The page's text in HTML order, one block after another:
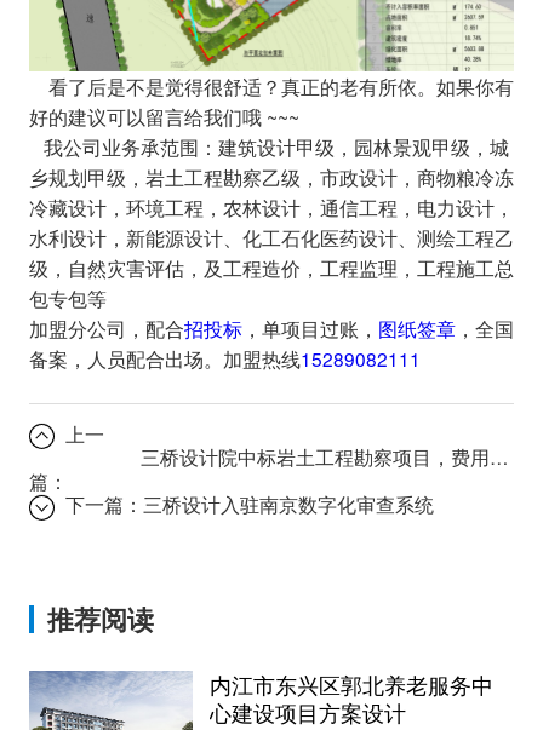
看了后是不是觉得很舒适？真正的老有所依。如果你有
好的建议可以留言给我们哦 ~~~
我公司业务承范围：建筑设计甲级，园林景观甲级，城
乡规划甲级，岩土工程勘察乙级，市政设计，商物粮冷冻
冷藏设计，环境工程，农林设计，通信工程，电力设计，
水利设计，新能源设计、化工石化医药设计、测绘工程乙
级，自然灾害评估，及工程造价，工程监理，工程施工总
包专包等
加盟分公司，配合招投标，单项目过账， 图纸签章，全国
备案，人员配合出场。加盟热线15289082111
上一
篇：
三桥设计院中标岩土工程勘察项目，费用38万
下一篇：三桥设计入驻南京数字化审查系统
推荐阅读
内江市东兴区郭北养老服务中
心建设项目方案设计